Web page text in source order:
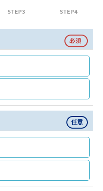
STEP3 STEP4
必須
任意